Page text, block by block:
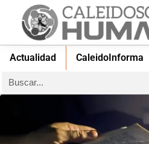
Actualidad CaleidoInforma